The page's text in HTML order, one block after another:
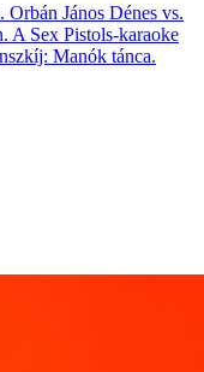
János Dénes vs.
A Sex Pistols-karaoke
Manók tánca.